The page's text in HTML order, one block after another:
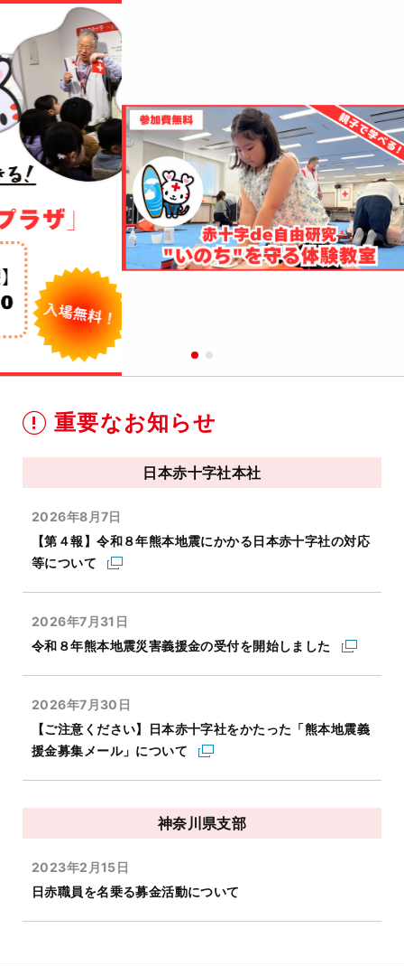
重要なお知らせ
日本赤十字社本社
2026年8月7日
【第４報】令和８年熊本地震にかかる日本赤十字社の対応
等について
2026年7月31日
令和８年熊本地震災害義援金の受付を開始しました
2026年7月30日
【ご注意ください】日本赤十字社をかたった「熊本地震義
援金募集メール」について
神奈川県支部
2023年2月15日
日赤職員を名乗る募金活動について